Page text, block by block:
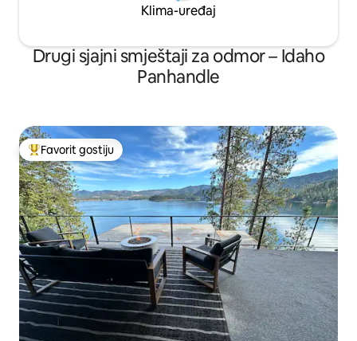
Klima-uređaj
Drugi sjajni smještaji za odmor – Idaho
Panhandle
Glavni favorit gostiju
Favorit gostiju